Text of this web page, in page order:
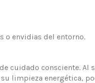
o envidias del entorno.
cuidado consciente. Al
limpieza energética,